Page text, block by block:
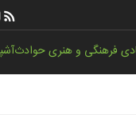
فرهنگی و هنریحوادث